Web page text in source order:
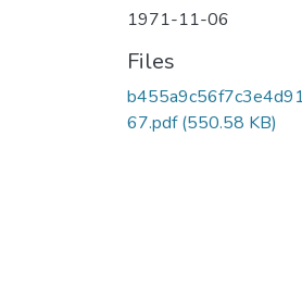
1971-11-06
Files
67.pdf(550.58 KB)